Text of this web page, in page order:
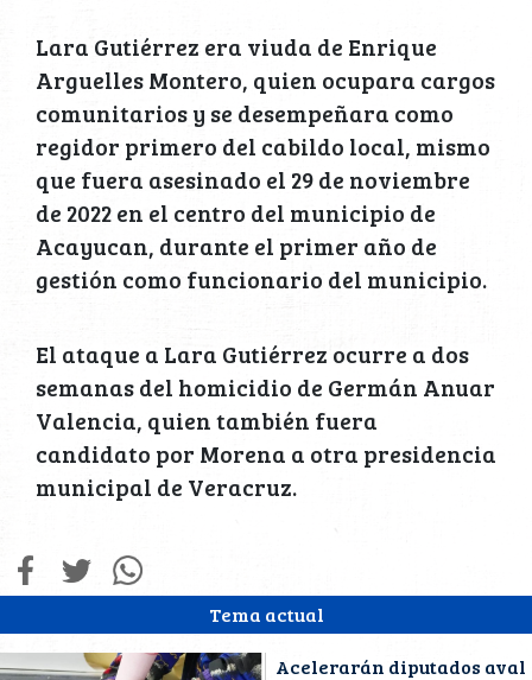
Tema actual
Acelerarán diputados aval
Lara Gutiérrez era viuda de Enrique
Arguelles Montero, quien ocupara cargos
comunitarios y se desempeñara como
regidor primero del cabildo local, mismo
que fuera asesinado el 29 de noviembre
de 2022 en el centro del municipio de
Acayucan, durante el primer año de
gestión como funcionario del municipio.
El ataque a Lara Gutiérrez ocurre a dos
semanas del homicidio de Germán Anuar
Valencia, quien también fuera
candidato por Morena a otra presidencia
municipal de Veracruz.